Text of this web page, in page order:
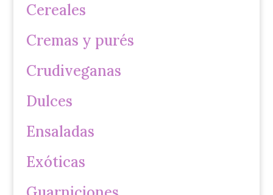
Cereales
Cremas y purés
Crudiveganas
Dulces
Ensaladas
Exóticas